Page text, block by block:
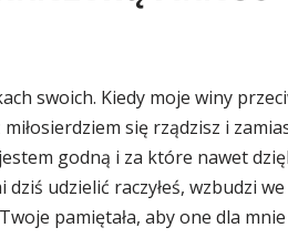
swoich. Kiedy moje winy
się rządzisz i
godną i za które nawet
udzielić raczyłeś, wzbudzi
pamiętała, aby one dla